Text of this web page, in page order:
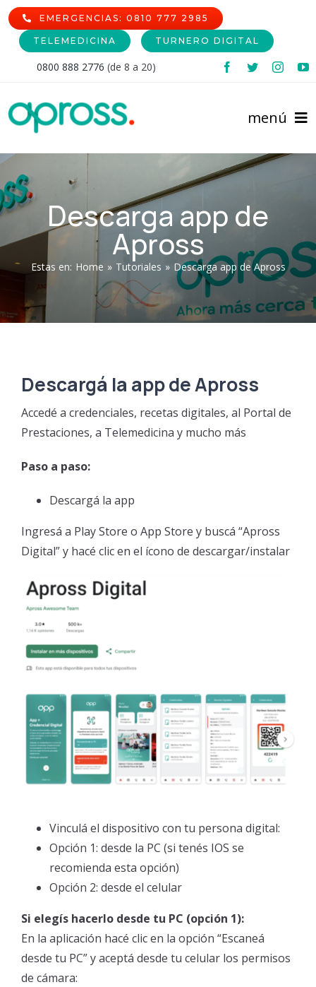
Skip
to
content
EMERGENCIAS: 0810 777 2985
TELEMEDICINA TURNERO DIGITAL
0800 888 2776 (de 8 a 20)
menú
Comunidad Afiliada
Afiliaciones
Cartilla de Prestadores
Coseguros
Cobertura
Programas de Salud
Tiras e Insulinas
Vacuna contra el Dengue
Vacuna contra el dengue – 4 cuotas con Bancor.
Farmacias Adheridas
Red de Farmacias – Leches
Pagá tu cuota
Prestadores
Nomencladores
Formularios
Inscripción Nuevos Prestadores
Declaración de Staff
Guía de Validación APROSS AMBULATORIO
Plataforma de validación Odontológica
Tutorial Empadronamiento Oncológico
Institucional
Acerca de APROSS
Verificación de Documento
PORTAL DE AUTOGESTIÓN
Descarga app de
Apross
Estas en: Home » Tutoriales » Descarga app de Apross
Descargá la app de Apross
Accedé a credenciales, recetas digitales, al Portal de
Prestaciones, a Telemedicina y mucho más
Paso a paso:
Descargá la app
Ingresá a Play Store o App Store y buscá “Apross
Digital” y hacé clic en el ícono de descargar/instalar
Vinculá el dispositivo con tu persona digital:
Opción 1: desde la PC (si tenés IOS se
recomienda esta opción)
Opción 2: desde el celular
Si elegís hacerlo desde tu PC (opción 1):
En la aplicación hacé clic en la opción “Escaneá
desde tu PC” y aceptá desde tu celular los permisos
de cámara: